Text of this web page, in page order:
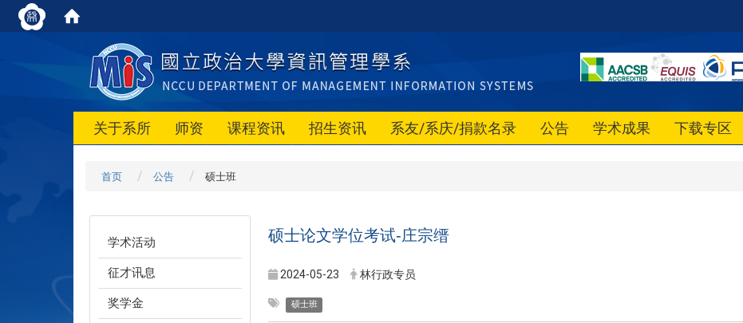
关于系所 师资 课程资讯 招生资讯 系友/系庆/捐款名录 公告 学术成果 下载专区
首页 公告 硕士班
学术活动
征才讯息
奖学金
硕士论文学位考试-庄宗缙
2024-05-23 林行政专员
硕士班